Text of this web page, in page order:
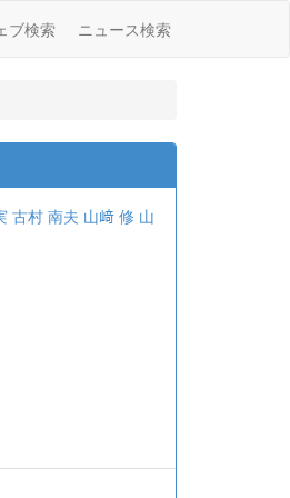
ブ検索 ニュース検索
古村 南夫 山﨑 修 山